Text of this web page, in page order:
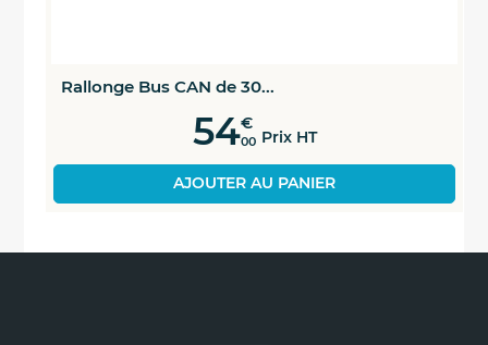
Rallonge Bus CAN de 30...
54€
00 Prix HT
AJOUTER AU PANIER